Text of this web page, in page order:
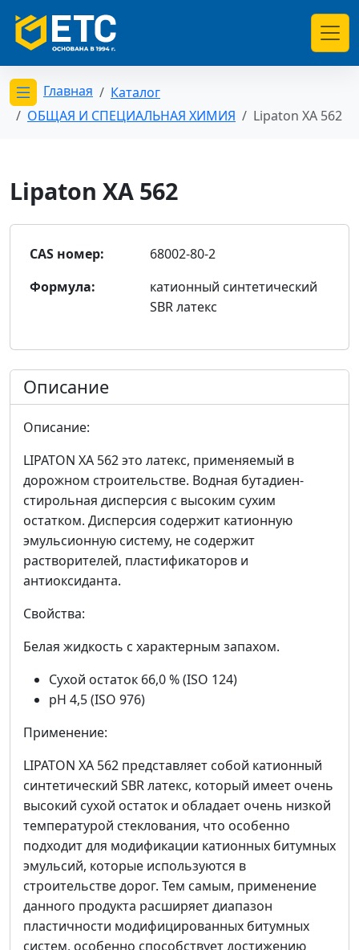
Открыть меню категорий
Главная
Каталог
ОБЩАЯ И СПЕЦИАЛЬНАЯ ХИМИЯ
Lipaton XA 562
Lipaton XA 562
CAS номер:
68002-80-2
Формула:
катионный синтетический
SBR латекс
Описание
Описание:
LIPATON XA 562 это латекс, применяемый в
дорожном строительстве. Водная бутадиен-
стирольная дисперсия с высоким сухим
остатком. Дисперсия содержит катионную
эмульсионную систему, не содержит
растворителей, пластификаторов и
антиоксиданта.
Свойства:
Белая жидкость с характерным запахом.
Сухой остаток 66,0 % (ISO 124)
рН 4,5 (ISO 976)
Применение:
LIPATON XA 562 представляет собой катионный
синтетический SBR латекс, который имеет очень
высокий сухой остаток и обладает очень низкой
температурой стеклования, что особенно
подходит для модификации катионных битумных
эмульсий, которые используются в
строительстве дорог. Тем самым, применение
данного продукта расширяет диапазон
пластичности модифицированных битумных
систем, особенно способствует достижению